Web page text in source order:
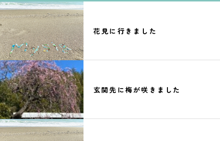
花見に行きました
玄関先に梅が咲きました